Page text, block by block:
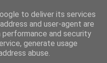
to deliver its services
and user-agent are
and security
generate usage
abuse.